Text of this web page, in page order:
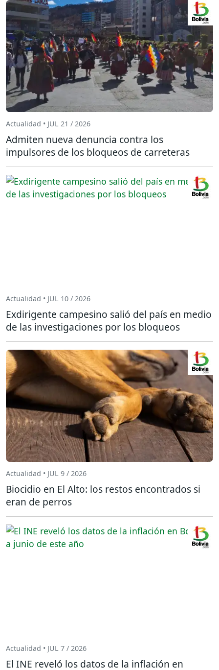
Actualidad • JUL 21 / 2026
Admiten nueva denuncia contra los
impulsores de los bloqueos de carreteras
Actualidad • JUL 10 / 2026
Exdirigente campesino salió del país en medio
de las investigaciones por los bloqueos
Actualidad • JUL 9 / 2026
Biocidio en El Alto: los restos encontrados si
eran de perros
Actualidad • JUL 7 / 2026
El INE reveló los datos de la inflación en